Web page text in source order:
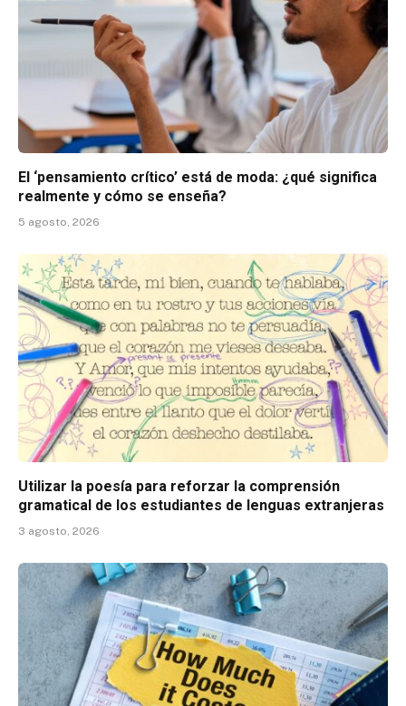
El ‘pensamiento crítico’ está de moda: ¿qué significa
realmente y cómo se enseña?
5 agosto, 2026
Utilizar la poesía para reforzar la comprensión
gramatical de los estudiantes de lenguas extranjeras
3 agosto, 2026